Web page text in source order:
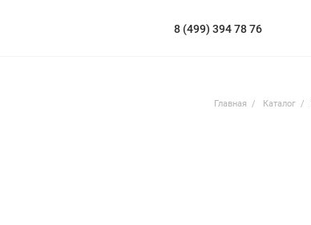
8 (499) 394 78 76
Главная Каталог